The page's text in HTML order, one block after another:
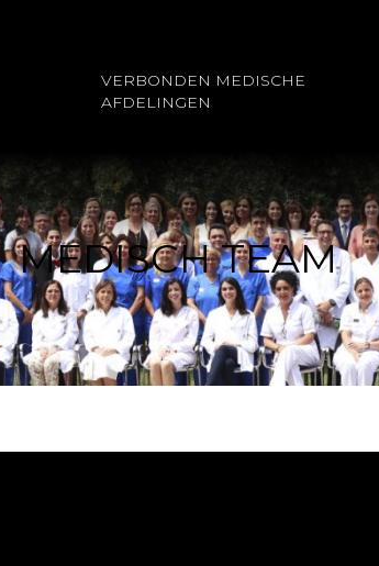
VERBONDEN MEDISCHE
AFDELINGEN
MEDISCH TEAM